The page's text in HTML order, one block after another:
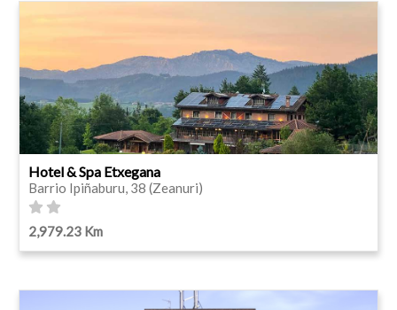
Hotel & Spa Etxegana
Barrio Ipiñaburu, 38 (Zeanuri)
2,979.23 Km